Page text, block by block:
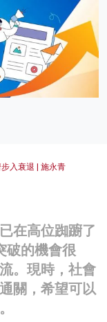
入衰退 | 施永青
在高位踟躕了
破的機會很
。現時，社會
關，希望可以